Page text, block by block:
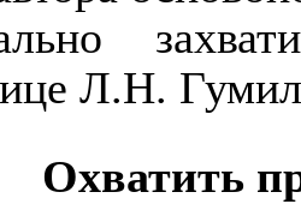
Л.Н.
Охватить